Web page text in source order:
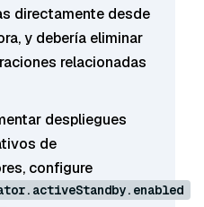
directamente desde
y debería eliminar
relacionadas
despliegues
de
configure